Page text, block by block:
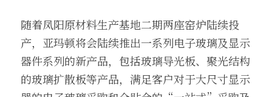
随着凤阳原材料生产基地二期两座窑炉陆续投
产，亚玛顿将会陆续推出一系列电子玻璃及显示
器件系列的新产品，包括玻璃导光板、聚光结构
的玻璃扩散板等产品，满足客户对于大尺寸显示